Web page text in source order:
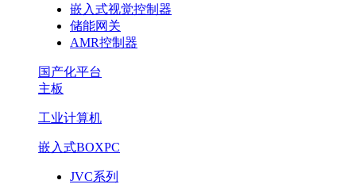
嵌入式视觉控制器
储能网关
AMR控制器
国产化平台
主板
工业计算机
嵌入式BOXPC
JVC系列